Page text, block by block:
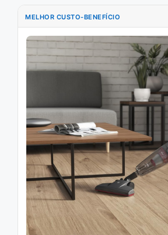
MELHOR CUSTO-BENEFÍCIO